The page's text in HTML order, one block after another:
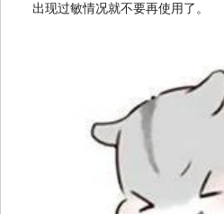
出现过敏情况就不要再使用了。